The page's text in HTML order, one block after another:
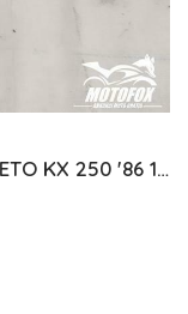
ALBERO CAMBIO PRIMARIO COMPLETO KX 250 '86 13127-1120